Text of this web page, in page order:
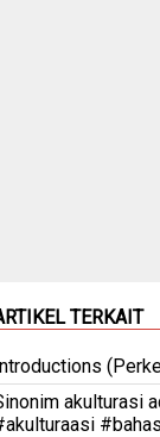
TERKAIT
akulturasi